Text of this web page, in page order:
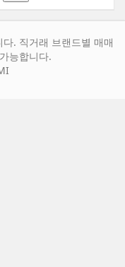
. 직거래 브랜드별 매매
능합니다.